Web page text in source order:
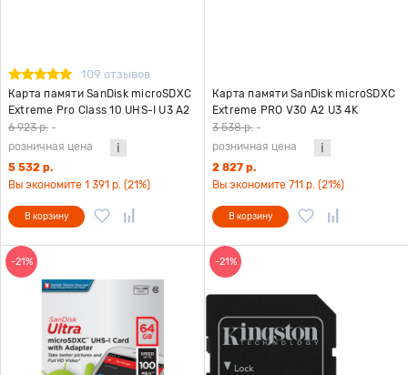
109 отзывов
Карта памяти SanDisk microSDXC
Extreme Pro Class 10 UHS-I U3 A2
(200/90MB/s) 256GB + ADP
6 923 р. -
розничная цена
5 532 р.
Вы экономите 1 391 р. (21%)
В корзину
Карта памяти SanDisk microSDXC
Extreme PRO V30 A2 U3 4K
(200MB/s/90MB/s) 64GB
3 538 р. -
розничная цена
2 827 р.
Вы экономите 711 р. (21%)
В корзину
-21% -21%